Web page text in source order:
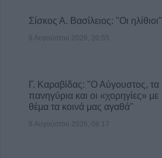
Σίσκος Α. Βασίλειος: "Οι ηλίθιοι"
8 Αυγούστου 2026, 20:55
Γ. Καραβίδας: "Ο Αύγουστος, τα
πανηγύρια και οι «χορηγίες» με
θέμα τα κοινά μας αγαθά"
8 Αυγούστου 2026, 08:17